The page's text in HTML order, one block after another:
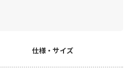
仕様・サイズ